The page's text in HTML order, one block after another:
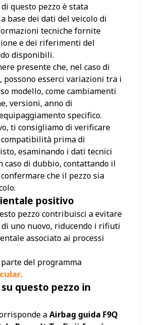
questo pezzo è stata
base dei dati del veicolo di
tecniche fornite
e dei riferimenti del
disponibili.
presente che, nel caso di
esserci variazioni tra i
modello, come cambiamenti
versioni, anno di
specifico.
ti consigliamo di verificare
prima di
esaminando i dati tecnici
caso di dubbio, contattando il
che il pezzo sia
positivo
pezzo contribuisci a evitare
uno nuovo, riducendo i rifiuti
associato ai processi
del programma
.
questo pezzo in
aAirbag guida F9Q